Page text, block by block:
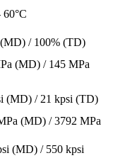
60°C
/ 100% (TD)
(MD) / 145 MPa
(MD) / 21 kpsi (TD)
(MD) / 3792 MPa
(MD) / 550 kpsi